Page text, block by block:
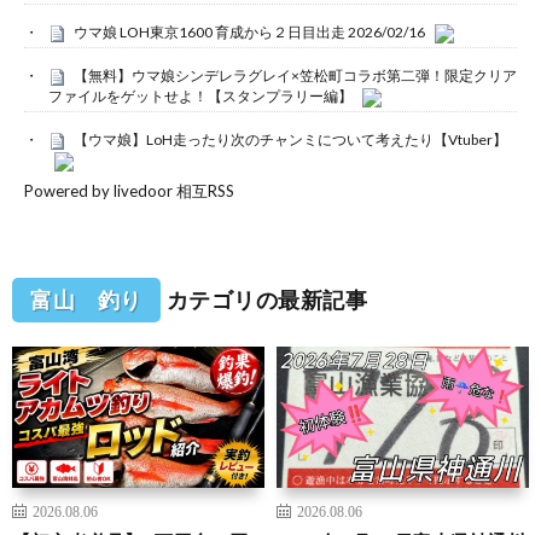
ウマ娘 LOH東京1600 育成から２日目出走 2026/02/16
【無料】ウマ娘シンデレラグレイ×笠松町コラボ第二弾！限定クリア
ファイルをゲットせよ！【スタンプラリー編】
【ウマ娘】LoH走ったり次のチャンミについて考えたり【Vtuber】
Powered by livedoor 相互RSS
富山 釣り カテゴリの最新記事
2026.08.06 2026.08.06